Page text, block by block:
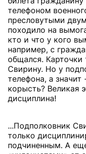
телефоном
пресловутыми
походило на
кто и что у кого
например, с
общался. Карточки
Свирину. Но у
телефона, а значит
корысть? Великая
дисциплина!
...Подполковник
только
подчиненным. А